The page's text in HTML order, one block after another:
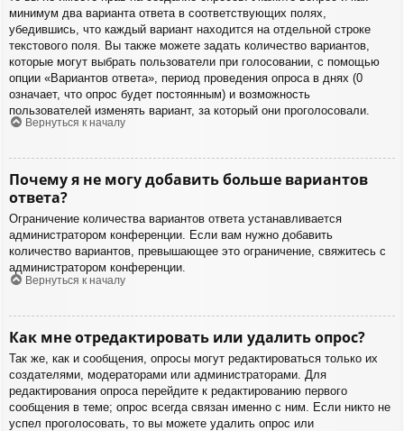
минимум два варианта ответа в соответствующих полях,
убедившись, что каждый вариант находится на отдельной строке
текстового поля. Вы также можете задать количество вариантов,
которые могут выбрать пользователи при голосовании, с помощью
опции «Вариантов ответа», период проведения опроса в днях (0
означает, что опрос будет постоянным) и возможность
пользователей изменять вариант, за который они проголосовали.
Вернуться к началу
Почему я не могу добавить больше вариантов
ответа?
Ограничение количества вариантов ответа устанавливается
администратором конференции. Если вам нужно добавить
количество вариантов, превышающее это ограничение, свяжитесь с
администратором конференции.
Вернуться к началу
Как мне отредактировать или удалить опрос?
Так же, как и сообщения, опросы могут редактироваться только их
создателями, модераторами или администраторами. Для
редактирования опроса перейдите к редактированию первого
сообщения в теме; опрос всегда связан именно с ним. Если никто не
успел проголосовать, то вы можете удалить опрос или